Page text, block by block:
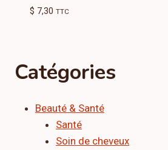
$ 7,30 TTC
Catégories
Beauté & Santé
Santé
Soin de cheveux